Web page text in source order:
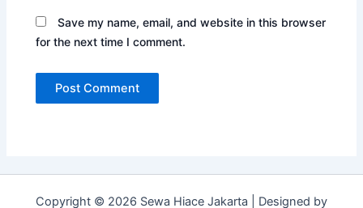
Save my name, email, and website in this browser
for the next time I comment.
Copyright © 2026 Sewa Hiace Jakarta | Designed by